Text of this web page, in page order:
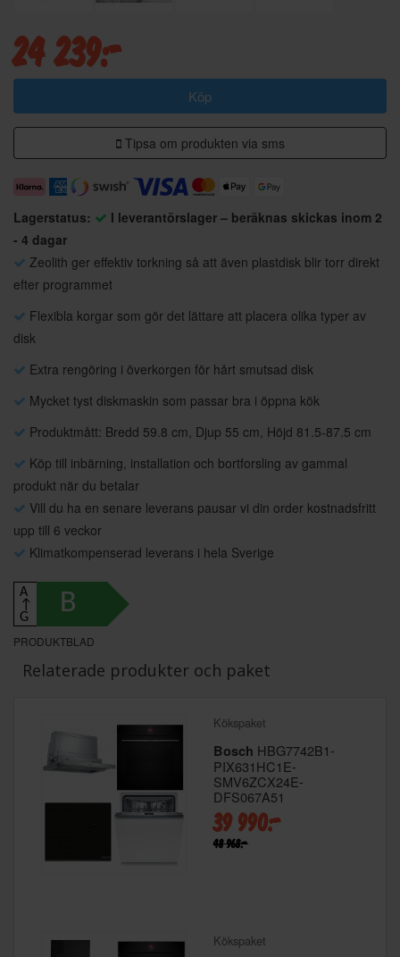
24 239:-
Köp
Tipsa om produkten via sms
Lagerstatus:
I leverantörslager – beräknas skickas inom 2
- 4 dagar
Zeolith ger effektiv torkning så att även plastdisk blir torr direkt
efter programmet
Flexibla korgar som gör det lättare att placera olika typer av
disk
Extra rengöring i överkorgen för hårt smutsad disk
Mycket tyst diskmaskin som passar bra i öppna kök
Produktmått: Bredd 59.8 cm, Djup 55 cm, Höjd 81.5-87.5 cm
Köp till inbärning, installation och bortforsling av gammal
produkt när du betalar
Vill du ha en senare leverans pausar vi din order kostnadsfritt
upp till 6 veckor
Klimatkompenserad leverans i hela Sverige
A
↑
G
B
PRODUKTBLAD
Relaterade produkter och paket
Kökspaket
Bosch HBG7742B1-
PIX631HC1E-
SMV6ZCX24E-
DFS067A51
39 990:-
48 968:-
Kökspaket